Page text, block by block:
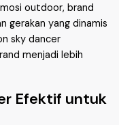
outdoor, brand
gerakan yang dinamis
sky dancer
menjadi lebih
Efektif untuk